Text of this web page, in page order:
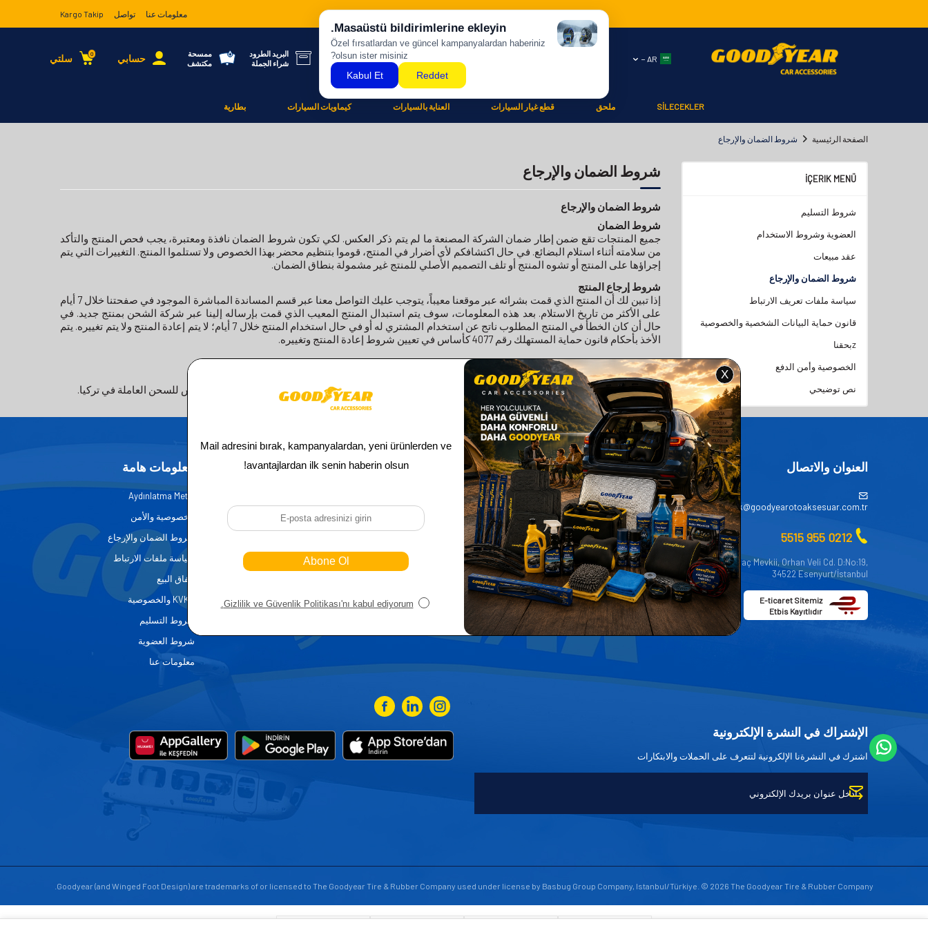
معلومات عنا تواصل Kargo Takip
AR −
البريد الطرود
شراء الجملة
ممسحة
مكتشف
حسابي 0 سلتي
SİLECEKLER ملحق قطع غيار السيارات العناية بالسيارات كيماويات السيارات بطارية
الصفحة الرئيسية شروط الضمان والإرجاع
İÇERIK MENÜ
شروط التسليم
العضوية وشروط الاستخدام
عقد مبيعات
شروط الضمان والإرجاع
سياسة ملفات تعريف الارتباط
قانون حماية البيانات الشخصية والخصوصية
zبحقنا
الخصوصية وأمن الدفع
نص توضيحي
شروط الضمان والإرجاع
شروط الضمان والإرجاع
شروط الضمان
جميع المنتجات تقع ضمن إطار ضمان الشركة المصنعة ما لم يتم ذكر العكس. لكي تكون شروط الضمان نافذة ومعتبرة، يجب فحص المنتج والتأكد
من سلامته أثناء استلام البضائع. في حال اكتشافكم لأي أضرار في المنتج، قوموا بتنظيم محضر بهذا الخصوص ولا تستلموا المنتج. التغييرات التي يتم
إجراؤها على المنتج أو تشوه المنتج أو تلف التصميم الأصلي للمنتج غير مشمولة بنطاق الضمان.
شروط إرجاع المنتج
إذا تبين لك أن المنتج الذي قمت بشرائه عبر موقعنا معيباً، يتوجب عليك التواصل معنا عبر قسم المساندة المباشرة الموجود في صفحتنا خلال 7 أيام
على الأكثر من تاريخ الاستلام. بعد هذه المعلومات، سوف يتم استبدال المنتج المعيب الذي قمت بإرساله إلينا عبر شركة الشحن بمنتج جديد. في
حال أن كان الخطأ في المنتج المطلوب ناتج عن استخدام المشتري له أو في حال استخدام المنتج خلال 7 أيام؛ لا يتم إعادة المنتج ولا يتم تغييره. يتم
الأخذ بأحكام قانون حماية المستهلك رقم 4077 كأساس في تعيين شروط إعادة المنتج وتغييره.
رمز إعادة شركة أراس للشحن
يمكنكم إرسال مرتجعاتكم إلينا مجاناً من خلال إرسال الرمز
2321954551450 إلى مسؤول أي فرع من فروع شركة أراس للسحن العاملة في تركيا.
العنوان والاتصال
musteridestek@goodyearotoaksesuar.com.tr
0212 955 5515
Atatürk, Kıraç Mevkii, Orhan Veli Cd. D:No:19,
34522 Esenyurt/İstanbul
E-ticaret Sitemiz
Etbis Kayıtlıdır
فئات
AKÜ
OTO KİMYASALLARI
OTO YEDEK PARÇA
AKSESUAR
OTO BAKIM
عضو
عربتي
تسجيل التاجر
تسجيل دخول التاجر
تسجيل عضو جديد
تسجيل دخول الأعضاء
الوصول السريع
خدمة الزبائن
معلومات هامة
Aydınlatma Metni
الخصوصية والأمن
شروط الضمان والإرجاع
سياسة ملفات الارتباط
إتفاق البيع
KVKK والخصوصية
شروط التسليم
شروط العضوية
معلومات عنا
الإشتراك في النشرة الإلكترونية
اشترك في النشرةنا الإلكرونية لتتعرف على الحملات والابتكارات
Goodyear (and Winged Foot Design) are trademarks of or licensed to The Goodyear Tire & Rubber Company used under license by Basbug Group Company, Istanbul/Türkiye. © 2026 The Goodyear Tire & Rubber Company.